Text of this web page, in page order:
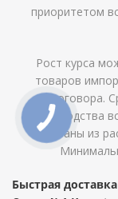
приоритетом
Рост курса
товаров
договора.
производства
указаны из
Быстрая